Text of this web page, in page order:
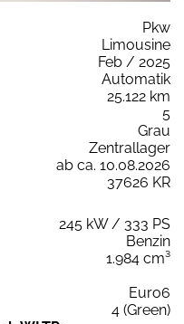
Pkw
Limousine
Feb / 2025
Automatik
25.122 km
5
Grau
Zentrallager
ab ca. 10.08.2026
37626 KR
245 kW / 333 PS
Benzin
1.984 cm³
Euro6
4 (Green)